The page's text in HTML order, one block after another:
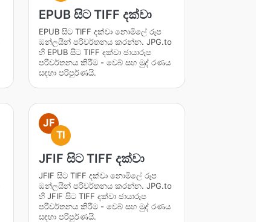
EPUB සිට TIFF දක්වා
EPUB සිට TIFF දක්වා නොමිලේ රූප
ඔන්ලයින් පරිවර්තනය කරන්න. JPG.to
හි EPUB සිට TIFF දක්වා ඡායාරූප
පරිවර්තනය කිරීම - වෙබ් සහ මුද් රණය
සඳහා පරිපූර්ණයි.
JF
TI
JFIF සිට TIFF දක්වා
JFIF සිට TIFF දක්වා නොමිලේ රූප
ඔන්ලයින් පරිවර්තනය කරන්න. JPG.to
හි JFIF සිට TIFF දක්වා ඡායාරූප
පරිවර්තනය කිරීම - වෙබ් සහ මුද් රණය
සඳහා පරිපූර්ණයි.